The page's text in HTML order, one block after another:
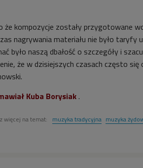
że kompozycje zostały przygotowane
nagrywania materiału nie było taryfy
było naszą dbałość o szczegóły i
że w dzisiejszych czasach często
Kuba Borysiak .
więcej na temat: muzyka tradycyjna muzyka